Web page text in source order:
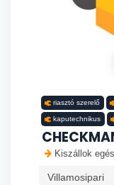
riasztó szerelő
kaputechnikus
Kiszállok
Villamosipari